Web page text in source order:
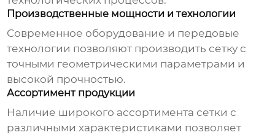
Производственные мощности и технологии
Современное оборудование и передовые
технологии позволяют производить сетку с
точными геометрическими параметрами и
высокой прочностью.
Ассортимент продукции
Наличие широкого ассортимента сетки с
различными характеристиками позволяет